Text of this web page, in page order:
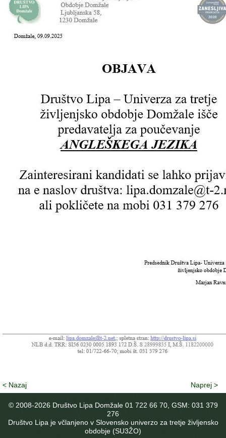
< Nazaj Naprej >
© 2008-2026 Društvo Lipa Domžale 01 722 66 70, GSM: 031 379
276
Društvo Lipa je včlanjeno v Slovensko univerzo za tretje življensko
obdobje (SU3ŽO)